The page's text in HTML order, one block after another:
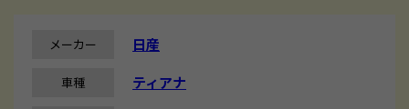
メーカー 日産
車種 ティアナ